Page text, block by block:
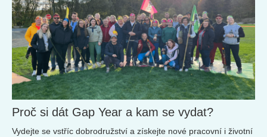
Proč si dát Gap Year a kam se vydat?
Vydejte se vstříc dobrodružství a získejte nové pracovní i životní